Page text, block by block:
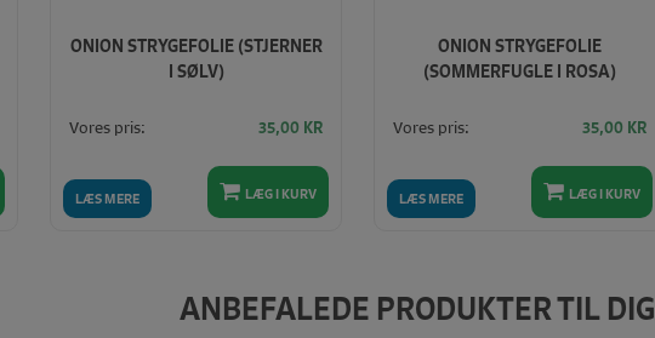
ONION STRYGEFOLIE (STJERNER
I SØLV)
LÆS MERE
Vores pris: 35,00 KR
LÆG I KURV
ONION STRYGEFOLIE
(SOMMERFUGLE I ROSA)
LÆS MERE
Vores pris: 35,00 KR
LÆG I KURV
ANBEFALEDE PRODUKTER TIL DIG